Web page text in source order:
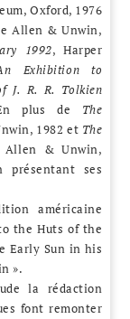
Oxford, 1976
Allen & Unwin,
1992, Harper
Exhibition to
J. R. R. Tolkien
plus de The
1982 et The
Allen & Unwin,
ses
américaine
the Huts of the
Early Sun in his
».
la rédaction
font remonter